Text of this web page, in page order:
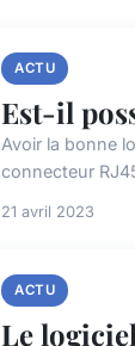
ACTU
Est-il
Avoir la bonne
connecteur
21 avril 2023
ACTU
Le